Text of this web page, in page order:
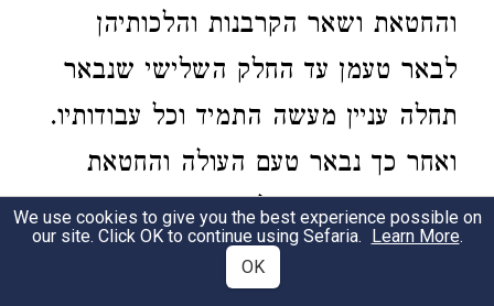
והחטאת ושאר הקרבנות והלכותיהן
לבאר טעמן עד החלק השלישי שנבאר
תחלה עניין מעשה התמיד וכל עבודותיו.
ואחר כך נבאר טעם העולה והחטאת
ושאר הקרבנות ועל הסדר. ואבאר
מעשה התמיד על הסדר שסדר הרב
We use cookies to give you the best experience possible on
our site. Click OK to continue using Sefaria. Learn More.
OK